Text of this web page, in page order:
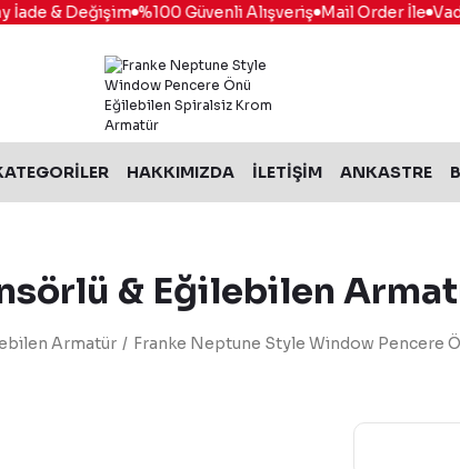
& Değişim %100 Güvenli Alışveriş Mail Order İle Vade
HAKKIMIZDA İLETİŞİM ANKASTRE
& Eğilebilen
Armatür Franke Neptune Style Window Pencere